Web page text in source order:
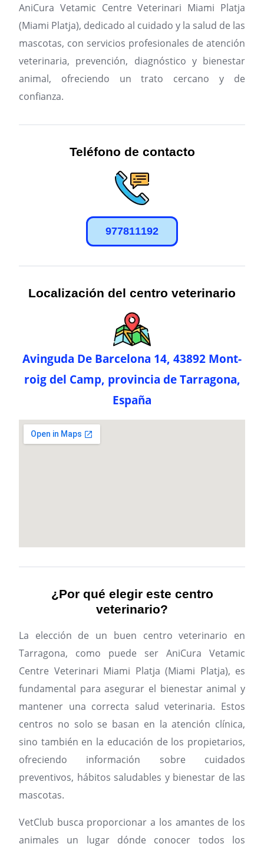
AniCura Vetamic Centre Veterinari Miami Platja
(Miami Platja), dedicado al cuidado y la salud de las
mascotas, con servicios profesionales de atención
veterinaria, prevención, diagnóstico y bienestar
animal, ofreciendo un trato cercano y de
confianza.
Teléfono de contacto
977811192
Localización del centro veterinario
Avinguda De Barcelona 14, 43892 Mont-
roig del Camp, provincia de Tarragona,
España
¿Por qué elegir este centro
veterinario?
La elección de un buen centro veterinario en
Tarragona, como puede ser AniCura Vetamic
Centre Veterinari Miami Platja (Miami Platja), es
fundamental para asegurar el bienestar animal y
mantener una correcta salud veterinaria. Estos
centros no solo se basan en la atención clínica,
sino también en la educación de los propietarios,
ofreciendo información sobre cuidados
preventivos, hábitos saludables y bienestar de las
mascotas.
VetClub busca proporcionar a los amantes de los
animales un lugar dónde conocer todos los